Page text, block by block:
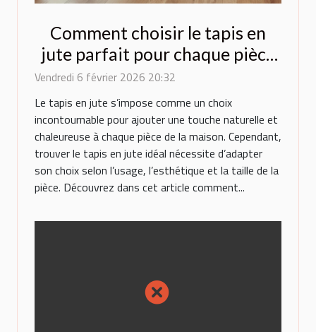
Comment choisir le tapis en
jute parfait pour chaque pièce
de la maison ?
Vendredi 6 février 2026 20:32
Le tapis en jute s’impose comme un choix
incontournable pour ajouter une touche naturelle et
chaleureuse à chaque pièce de la maison. Cependant,
trouver le tapis en jute idéal nécessite d’adapter
son choix selon l’usage, l’esthétique et la taille de la
pièce. Découvrez dans cet article comment...